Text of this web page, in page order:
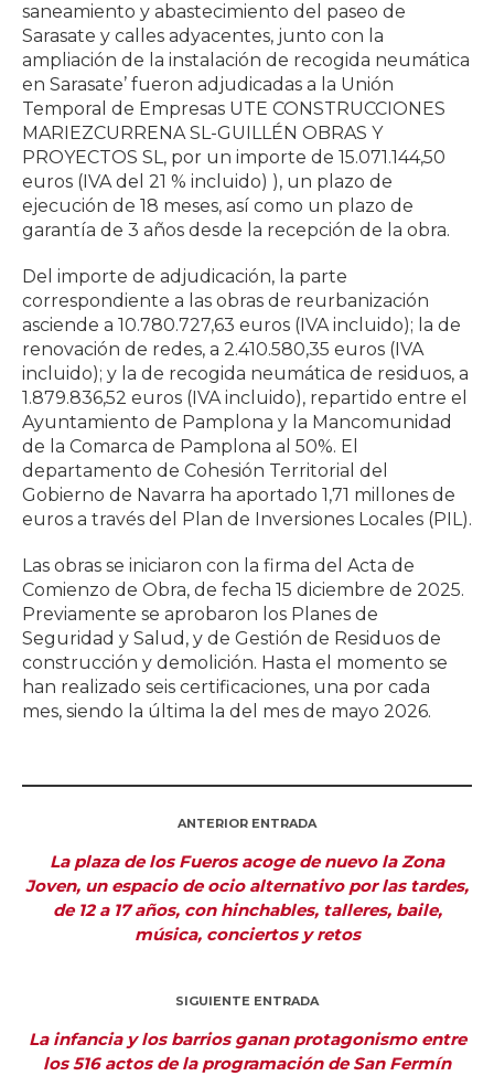
saneamiento y abastecimiento del paseo de
Sarasate y calles adyacentes, junto con la
ampliación de la instalación de recogida neumática
en Sarasate’ fueron adjudicadas a la Unión
Temporal de Empresas UTE CONSTRUCCIONES
MARIEZCURRENA SL-GUILLÉN OBRAS Y
PROYECTOS SL, por un importe de 15.071.144,50
euros (IVA del 21 % incluido) ), un plazo de
ejecución de 18 meses, así como un plazo de
garantía de 3 años desde la recepción de la obra.
Del importe de adjudicación, la parte
correspondiente a las obras de reurbanización
asciende a 10.780.727,63 euros (IVA incluido); la de
renovación de redes, a 2.410.580,35 euros (IVA
incluido); y la de recogida neumática de residuos, a
1.879.836,52 euros (IVA incluido), repartido entre el
Ayuntamiento de Pamplona y la Mancomunidad
de la Comarca de Pamplona al 50%. El
departamento de Cohesión Territorial del
Gobierno de Navarra ha aportado 1,71 millones de
euros a través del Plan de Inversiones Locales (PIL).
Las obras se iniciaron con la firma del Acta de
Comienzo de Obra, de fecha 15 diciembre de 2025.
Previamente se aprobaron los Planes de
Seguridad y Salud, y de Gestión de Residuos de
construcción y demolición. Hasta el momento se
han realizado seis certificaciones, una por cada
mes, siendo la última la del mes de mayo 2026.
ANTERIOR ENTRADA
La plaza de los Fueros acoge de nuevo la Zona
Joven, un espacio de ocio alternativo por las tardes,
de 12 a 17 años, con hinchables, talleres, baile,
música, conciertos y retos
SIGUIENTE ENTRADA
La infancia y los barrios ganan protagonismo entre
los 516 actos de la programación de San Fermín